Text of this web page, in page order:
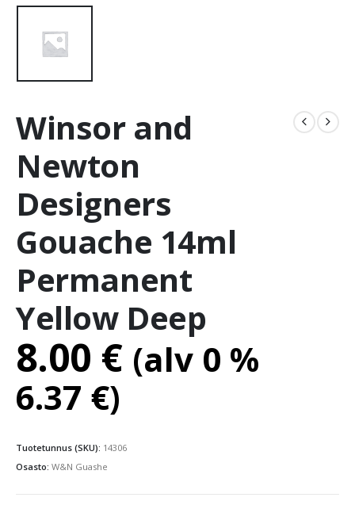
Winsor and
Newton
Designers
Gouache 14ml
Permanent
Yellow Deep
8.00 € (alv 0 %
6.37 €)
Tuotetunnus (SKU): 14306
Osasto: W&N Guashe